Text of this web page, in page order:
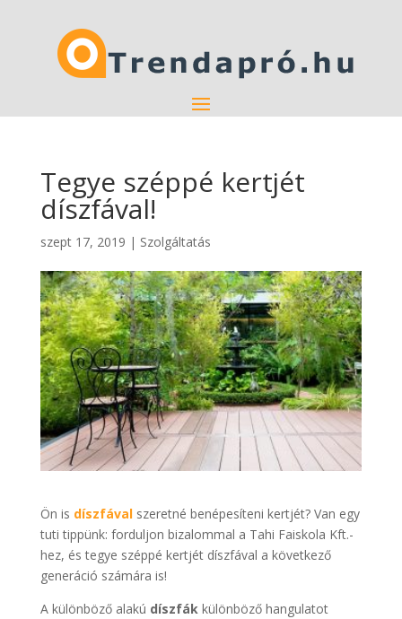
Tegye széppé kertjét
díszfával!
szept 17, 2019 | Szolgáltatás
Ön is díszfával szeretné benépesíteni kertjét? Van egy
tuti tippünk: forduljon bizalommal a Tahi Faiskola Kft.-
hez, és tegye széppé kertjét díszfával a következő
generáció számára is!
A különböző alakú díszfákkülönböző hangulatot